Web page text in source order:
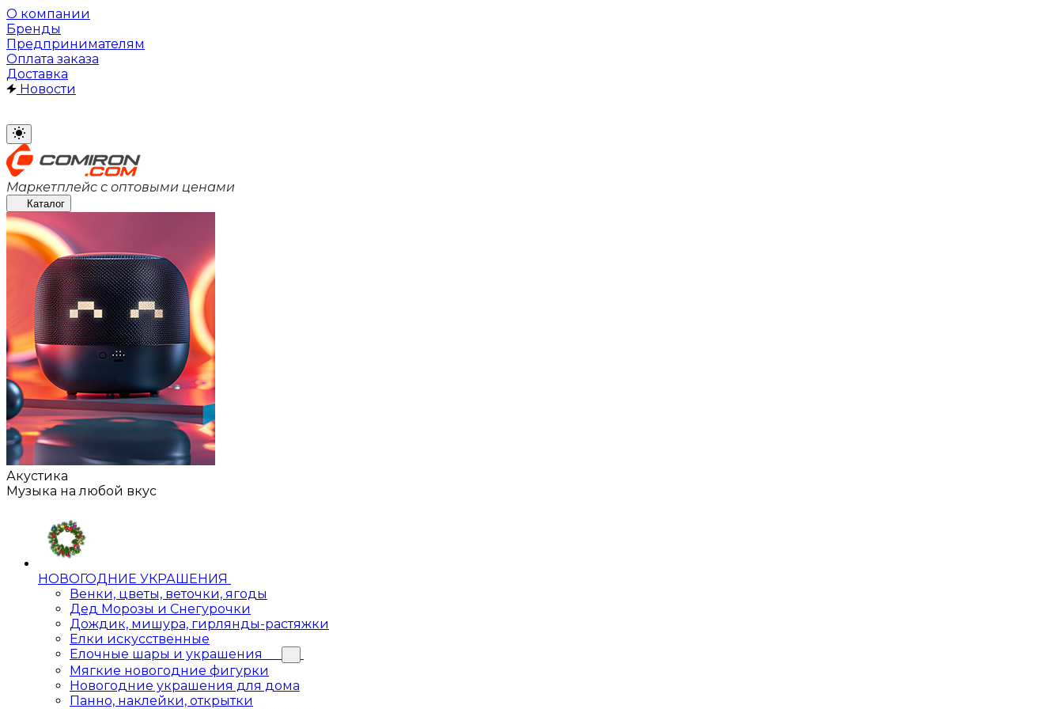
О компании
Бренды
Предпринимателям
Оплата заказа
Доставка
Новости
Маркетплейс с оптовыми ценами
Каталог
Акустика
Музыка на любой вкус
НОВОГОДНИЕ УКРАШЕНИЯ
Венки, цветы, веточки, ягоды
Дед Морозы и Снегурочки
Дождик, мишура, гирлянды-растяжки
Елки искусственные
Елочные шары и украшения
Мягкие новогодние фигурки
Новогодние украшения для дома
Панно, наклейки, открытки